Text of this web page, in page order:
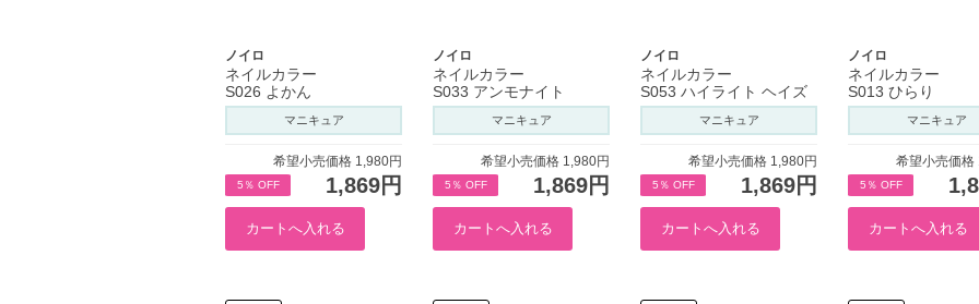
ノイロ
ネイルカラー
S026 よかん
マニキュア
希望小売価格 1,980円
5％ OFF 1,869円
ノイロ
ネイルカラー
S033 アンモナイト
マニキュア
希望小売価格 1,980円
5％ OFF 1,869円
ノイロ
ネイルカラー
S053 ハイライト ヘイズ
マニキュア
希望小売価格 1,980円
5％ OFF 1,869円
ノイロ
ネイルカラー
S013 ひらり
マニキュア
希望小売価格
5％ OFF